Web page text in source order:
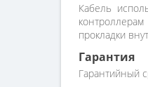
Кабель
прокладки
Гарантия
Гарантийный